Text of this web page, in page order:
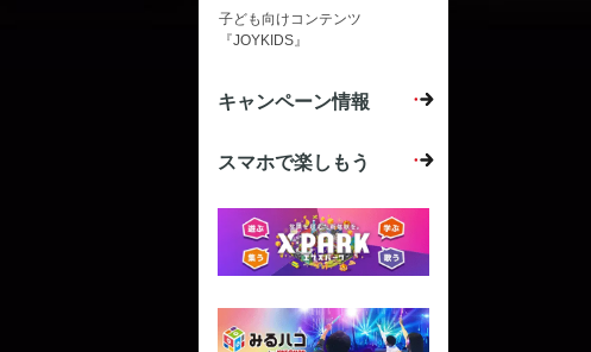
子ども向けコンテンツ
『JOYKIDS』
キャンペーン情報
スマホで楽しもう